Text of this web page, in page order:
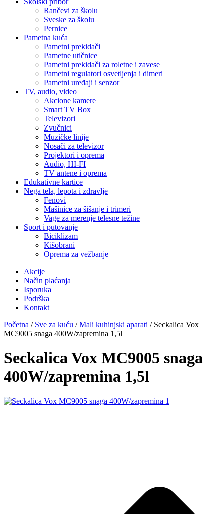
Rančevi za školu
Sveske za školu
Pernice
Pametna kuća
Pametni prekidači
Pametne utičnice
Pametni prekidači za roletne i zavese
Pametni regulatori osvetljenja i dimeri
Pametni uređaji i senzor
TV, audio, video
Akcione kamere
Smart TV Box
Televizori
Zvučnici
Muzičke linije
Nosači za televizor
Projektori i oprema
Audio, HI-FI
TV antene i oprema
Edukativne kartice
Nega tela, lepota i zdravlje
Fenovi
Mašinice za šišanje i trimeri
Vage za merenje telesne težine
Sport i putovanje
Biciklizam
Kišobrani
Oprema za vežbanje
Akcije
Način plaćanja
Isporuka
Podrška
Kontakt
Početna / Sve za kuću /Mali kuhinjski aparati / Seckalica Vox
MC9005 snaga 400W/zapremina 1,5l
Seckalica Vox MC9005 snaga
400W/zapremina 1,5l